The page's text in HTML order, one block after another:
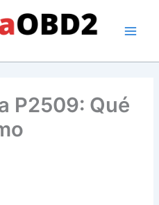
P2509: Qué